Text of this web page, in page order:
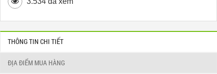
THÔNG TIN CHI TIẾT
ĐỊA ĐIỂM MUA HÀNG